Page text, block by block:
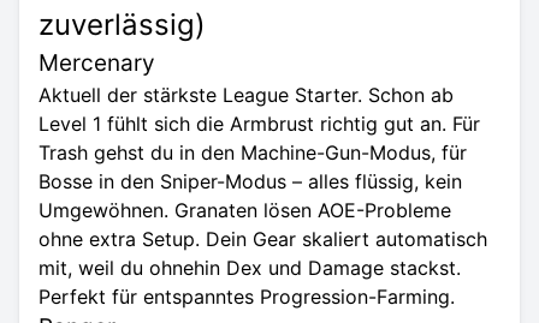
zuverlässig)
Mercenary
Aktuell der stärkste League Starter. Schon ab
Level 1 fühlt sich die Armbrust richtig gut an. Für
Trash gehst du in den Machine-Gun-Modus, für
Bosse in den Sniper-Modus – alles flüssig, kein
Umgewöhnen. Granaten lösen AOE-Probleme
ohne extra Setup. Dein Gear skaliert automatisch
mit, weil du ohnehin Dex und Damage stackst.
Perfekt für entspanntes Progression-Farming.